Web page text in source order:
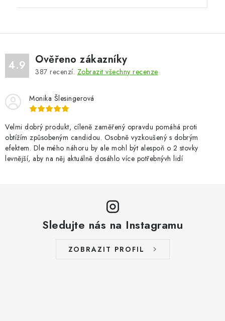
4.9 Ověřeno zákazníky
387 recenzí. Zobrazit všechny recenze
Monika Šlesingerová
Velmi dobrý produkt, cíleně zaměřený opravdu pomáhá proti
obtížím způsobeným candidou. Osobně vyzkoušený s dobrým
efektem. Dle mého náhoru by ale mohl být alespoň o 2 stovky
levnější, aby na něj aktuálně dosáhlo více potřebnývh lidí
Sledujte nás na Instagramu
ZOBRAZIT PROFIL